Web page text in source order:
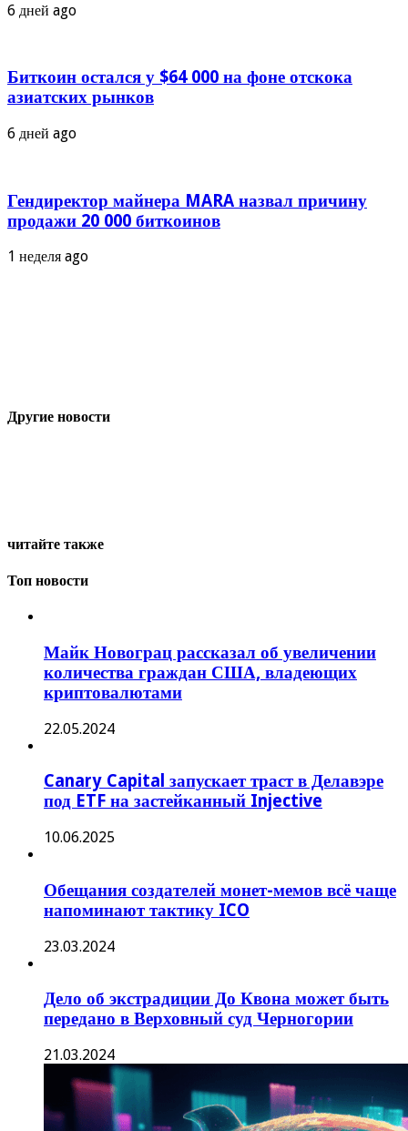
6 дней ago
Биткоин остался у $64 000 на фоне отскока
азиатских рынков
6 дней ago
Гендиректор майнера MARA назвал причину
продажи 20 000 биткоинов
1 неделя ago
Другие новости
читайте также
Топ новости
Майк Новограц рассказал об увеличении
количества граждан США, владеющих
криптовалютами
22.05.2024
Canary Capital запускает траст в Делавэре
под ETF на застейканный Injective
10.06.2025
Обещания создателей монет-мемов всё чаще
напоминают тактику ICO
23.03.2024
Дело об экстрадиции До Квона может быть
передано в Верховный суд Черногории
21.03.2024